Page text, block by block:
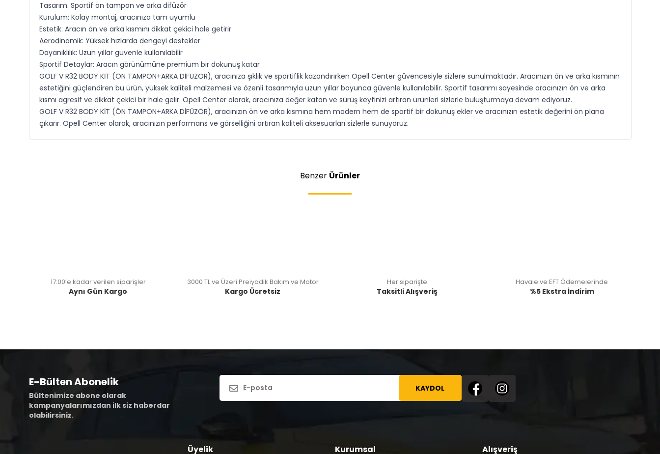
Tasarım: Sportif ön tampon ve arka difüzör
Kurulum: Kolay montaj, aracınıza tam uyumlu
Estetik: Aracın ön ve arka kısmını dikkat çekici hale getirir
Aerodinamik: Yüksek hızlarda dengeyi destekler
Dayanıklılık: Uzun yıllar güvenle kullanılabilir
Sportif Detaylar: Aracın görünümüne premium bir dokunuş katar
GOLF V R32 BODY KİT (ÖN TAMPON+ARKA DİFÜZÖR), aracınıza şıklık ve sportiflik kazandırırken Opell Center güvencesiyle sizlere sunulmaktadır. Aracınızın ön ve arka kısmının
estetiğini güçlendiren bu ürün, yüksek kaliteli malzemesi ve özenli tasarımıyla uzun yıllar boyunca güvenle kullanılabilir. Sportif tasarımı sayesinde aracınızın ön ve arka
kısmı agresif ve dikkat çekici bir hale gelir. Opell Center olarak, aracınıza değer katan ve sürüş keyfinizi artıran ürünleri sizlerle buluşturmaya devam ediyoruz.
GOLF V R32 BODY KİT (ÖN TAMPON+ARKA DİFÜZÖR), aracınızın ön ve arka kısmına hem modern hem de sportif bir dokunuş ekler ve aracınızın estetik değerini ön plana
çıkarır. Opell Center olarak, aracınızın performans ve görselliğini artıran kaliteli aksesuarları sizlerle sunuyoruz.
Benzer Ürünler
17:00’e kadar verilen siparişler
Aynı Gün Kargo
3000 TL ve Üzeri Preiyodik Bakım ve Motor
Kargo Ücretsiz
Her siparişte
Taksitli Alışveriş
Havale ve EFT Ödemelerinde
%5 Ekstra İndirim
E-Bülten Abonelik
Bültenimize abone olarak
kampanyalarımızdan ilk siz haberdar
olabilirsiniz.
KAYDOL
Üyelik Kurumsal Alışveriş